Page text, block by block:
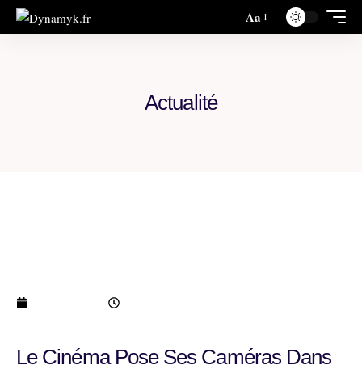
Aa
Actualité
Le Cinéma Pose Ses Caméras Dans